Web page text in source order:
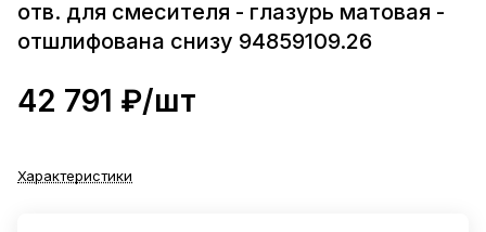
отв. для смесителя - глазурь матовая -
отшлифована снизу 94859109.26
42 791 ₽/шт
Характеристики